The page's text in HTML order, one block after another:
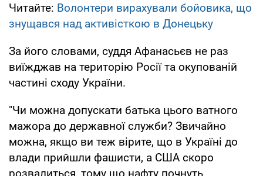
Читайте: Волонтери вирахували бойовика, що
знущався над активісткою в Донецьку
За його словами, суддя Афанасьєв не раз
виїжджав на територію Росії та окупованій
частині сходу України.
"Чи можна допускати батька цього ватного
мажора до державної служби? Звичайно
можна, якщо ви теж вірите, що в Україні до
влади прийшли фашисти, а США скоро
розвалиться, тому що нафту почнуть